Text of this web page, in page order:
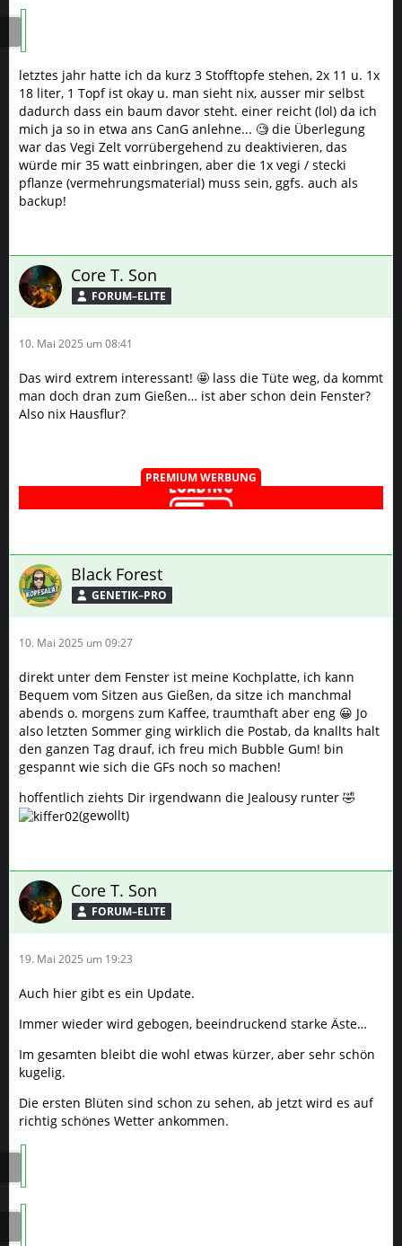
letztes jahr hatte ich da kurz 3 Stofftopfe stehen, 2x 11 u. 1x
18 liter, 1 Topf ist okay u. man sieht nix, ausser mir selbst
dadurch dass ein baum davor steht. einer reicht (lol) da ich
mich ja so in etwa ans CanG anlehne... 🧐 die Überlegung
war das Vegi Zelt vorrübergehend zu deaktivieren, das
würde mir 35 watt einbringen, aber die 1x vegi / stecki
pflanze (vermehrungsmaterial) muss sein, ggfs. auch als
backup!
Core T. Son
FORUM–ELITE
10. Mai 2025 um 08:41
Das wird extrem interessant! 🤩 lass die Tüte weg, da kommt
man doch dran zum Gießen… ist aber schon dein Fenster?
Also nix Hausflur?
PREMIUM WERBUNG
Black Forest
GENETIK–PRO
10. Mai 2025 um 09:27
direkt unter dem Fenster ist meine Kochplatte, ich kann
Bequem vom Sitzen aus Gießen, da sitze ich manchmal
abends o. morgens zum Kaffee, traumthaft aber eng 😀 Jo
also letzten Sommer ging wirklich die Postab, da knallts halt
den ganzen Tag drauf, ich freu mich Bubble Gum! bin
gespannt wie sich die GFs noch so machen!
hoffentlich ziehts Dir irgendwann die Jealousy runter 🤣
(gewollt)
Core T. Son
FORUM–ELITE
19. Mai 2025 um 19:23
Auch hier gibt es ein Update.
Immer wieder wird gebogen, beeindruckend starke Äste…
Im gesamten bleibt die wohl etwas kürzer, aber sehr schön
kugelig.
Die ersten Blüten sind schon zu sehen, ab jetzt wird es auf
richtig schönes Wetter ankommen.